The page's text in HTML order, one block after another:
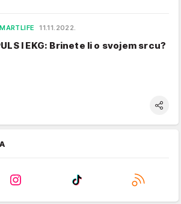
11.11.2022.
I EKG: Brinete li o svojem srcu?